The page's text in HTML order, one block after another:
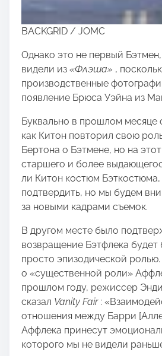
BACKGRID / JOMC
Однако это не первый
видели из «Флэша» ,
производственные
появление Брюса Уэйна из
Буквально в прошлом месяце
как Китон повторил свою
Бертона о Бэтмене, но на
старшего и более
ли Китон костюм
подтвердить, но мы будем
за новыми кадрами съемок.
В другом месте было
возвращение Бэтфлека будет
просто эпизодической ролью.
о «существенной роли»
прошлом году, режиссер
сказал Vanity Fair:
отношения между Барри
Аффлека принесут
которого мы не видели